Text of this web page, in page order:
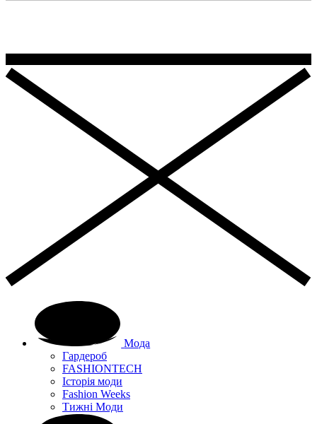
Мода
Гардероб
FASHIONTECH
Історія моди
Fashion Weeks
Тижні Моди